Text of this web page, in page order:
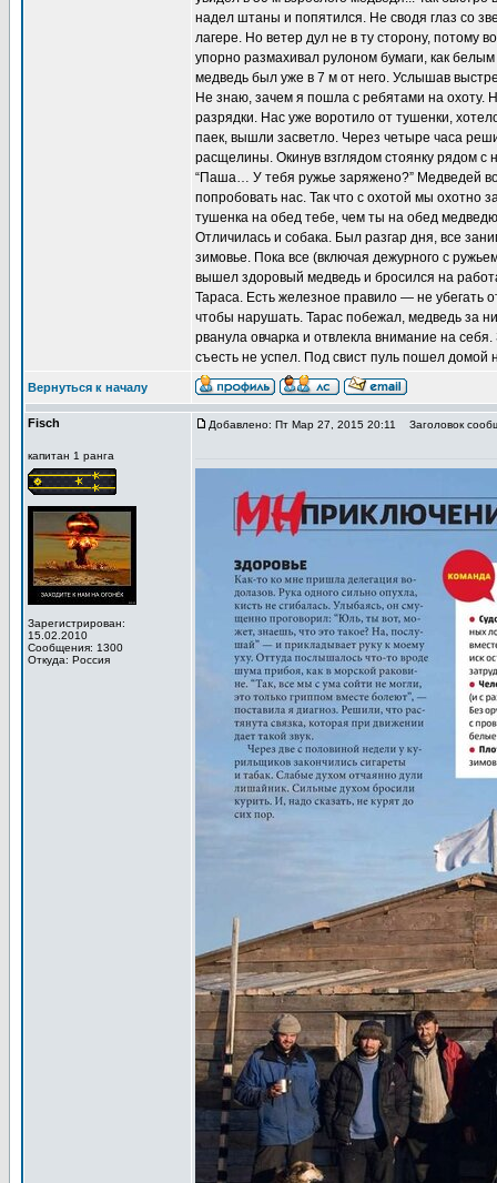
надел штаны и попятился. Не сводя глаз со
лагере. Но ветер дул не в ту сторону, потому
упорно размахивал рулоном бумаги, как
медведь был уже в 7 м от него. Услышав
Не знаю, зачем я пошла с ребятами на охоту.
разрядки. Нас уже воротило от тушенки,
паек, вышли засветло. Через четыре часа
расщелины. Окинув взглядом стоянку рядом
“Паша… У тебя ружье заряжено?” Медведей
попробовать нас. Так что с охотой мы охотно
тушенка на обед тебе, чем ты на обед
Отличилась и собака. Был разгар дня, все
зимовье. Пока все (включая дежурного с
вышел здоровый медведь и бросился на
Тараса. Есть железное правило — не убегать
чтобы нарушать. Тарас побежал, медведь за
рванула овчарка и отвлекла внимание на
съесть не успел. Под свист пуль пошел домой
Вернуться к началу
Fisch
капитан 1 ранга
Зарегистрирован:
15.02.2010
Сообщения: 1300
Откуда: Россия
Добавлено: Пт Мар 27, 2015 20:11 Заголовок